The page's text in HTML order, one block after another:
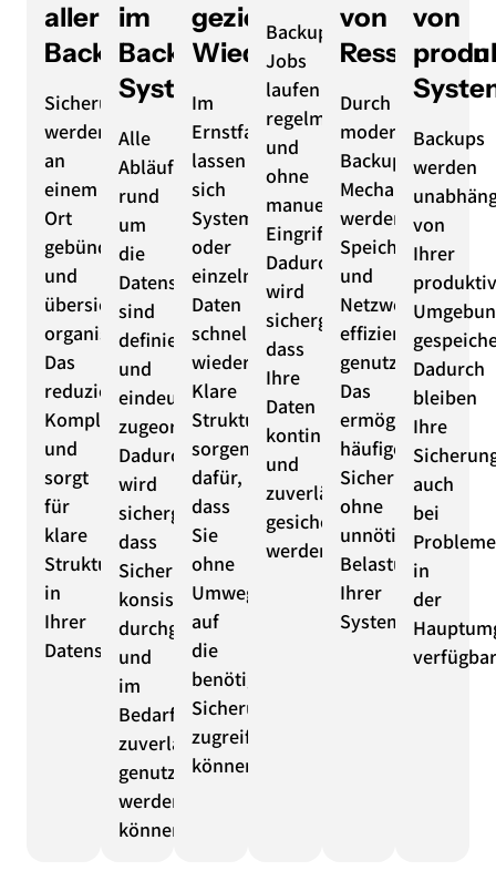
aller
Backups
Sicherungen
werden
an
einem
Ort
gebündelt
und
übersichtlich
organisiert.
Das
reduziert
Komplexität
und
sorgt
für
klare
Strukturen
in
Ihrer
Datensicherung.
im
Backup-
System
Alle
Abläufe
rund
um
die
Datensicherung
sind
definiert
und
eindeutig
zugeordnet.
Dadurch
wird
sichergestellt,
dass
Sicherungen
konsistent
durchgeführt
und
im
Bedarfsfall
zuverlässig
genutzt
werden
können.
gezielte
Wiederherstellung
Im
Ernstfall
lassen
sich
Systeme
oder
einzelne
Daten
schnell
wiederherstellen.
Klare
Strukturen
sorgen
dafür,
dass
Sie
ohne
Umwege
auf
die
benötigten
Sicherungen
zugreifen
können.
Backup-
Jobs
laufen
regelmäßig
und
ohne
manuellen
Eingriff.
Dadurch
wird
sichergestellt,
dass
Ihre
Daten
kontinuierlich
und
zuverlässig
gesichert
werden.
von
Ressourcen
Durch
moderne
Backup-
Mechanismen
werden
Speicherplatz
und
Netzwerk
effizient
genutzt.
Das
ermöglicht
häufige
Sicherungen
ohne
unnötige
Belastung
Ihrer
Systeme.
von
Backups
werden
von
Ihrer
Dadurch
bleiben
Ihre
auch
bei
in
der